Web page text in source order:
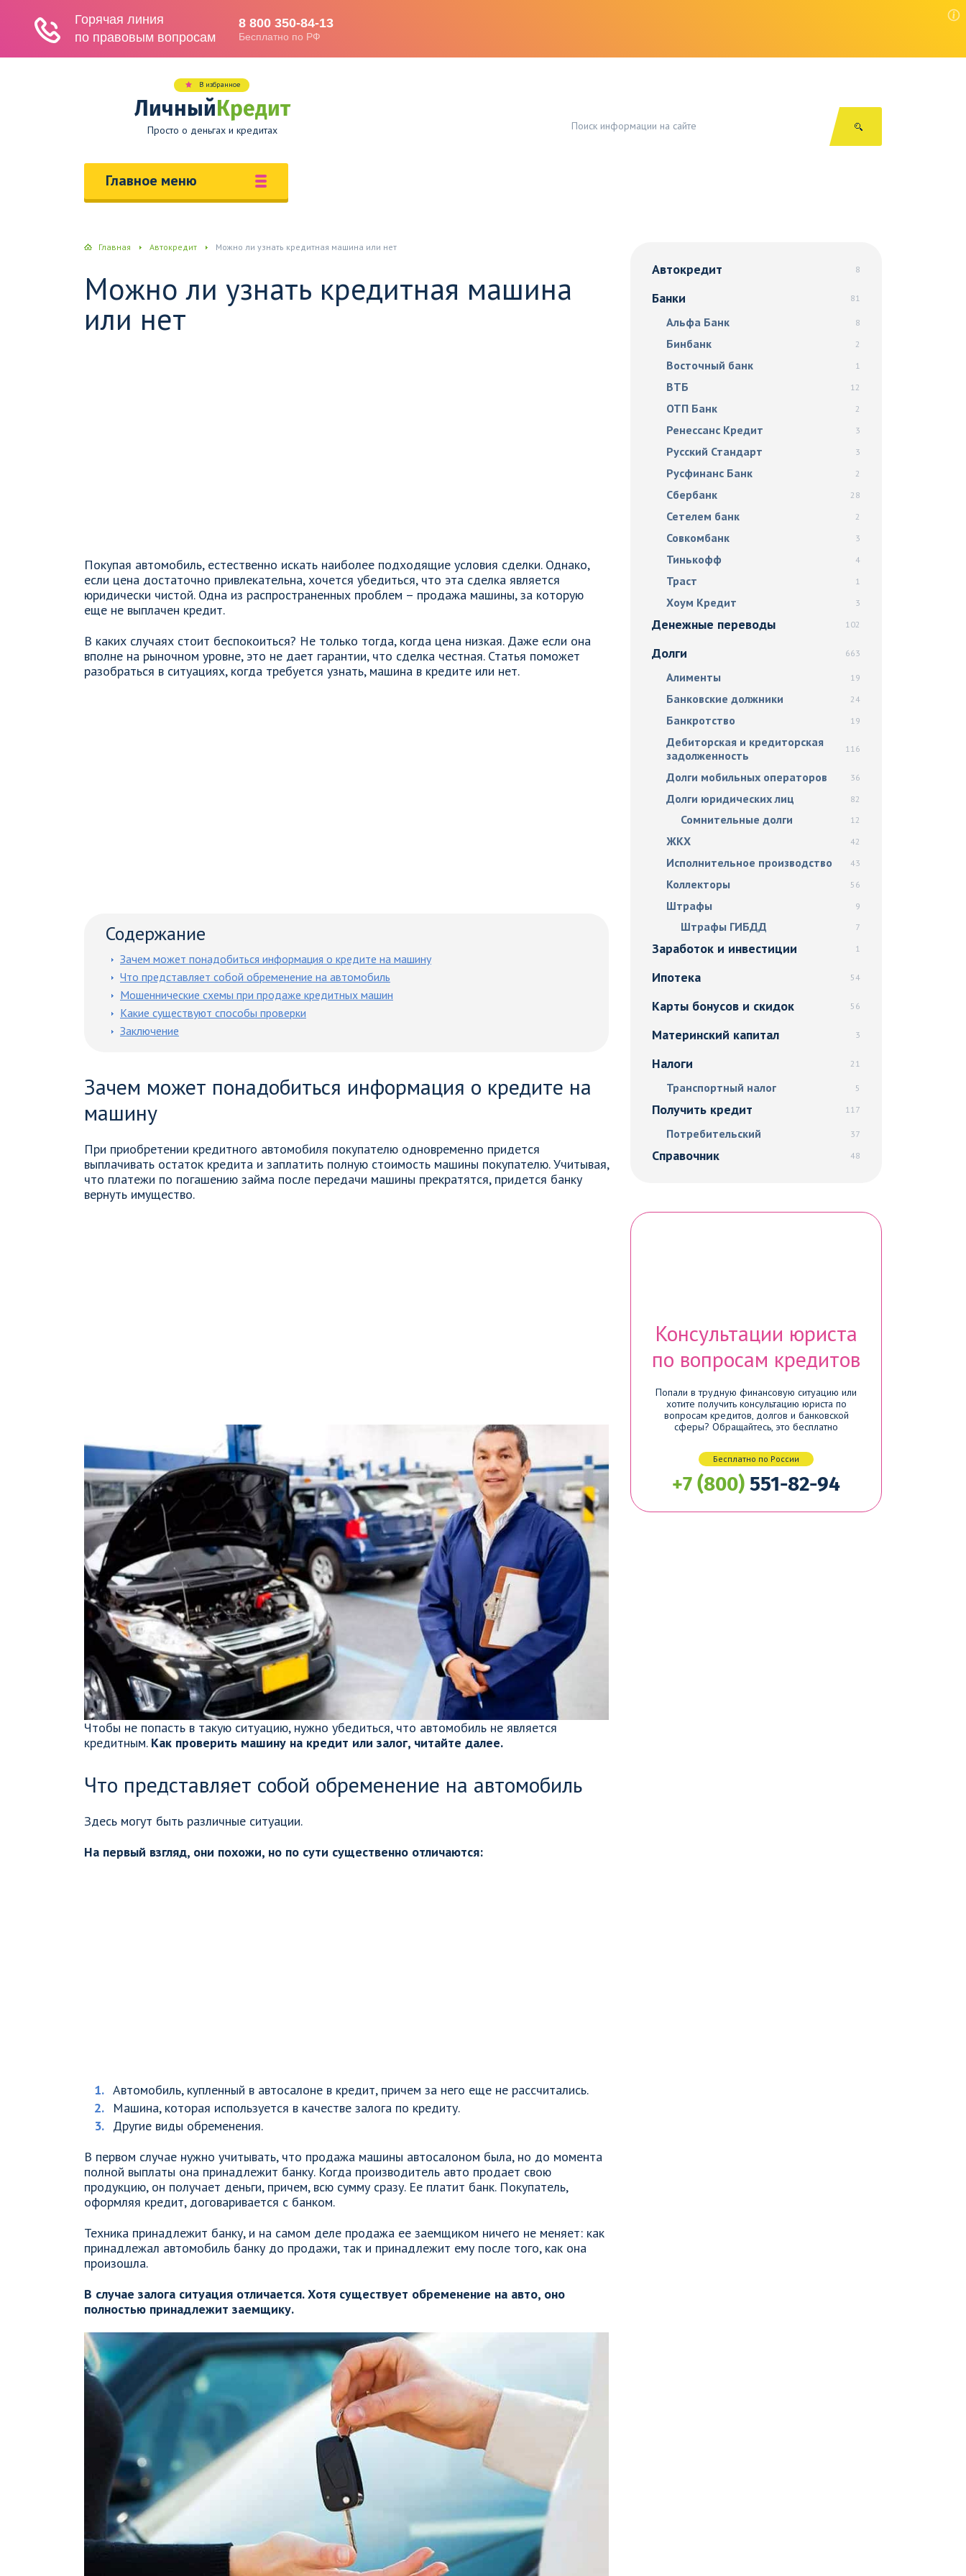
Личный Кредит
Просто о деньгах и кредитах
Главное меню
В избранное
Главная Автокредит Можно ли узнать кредитная машина или нет
Можно ли узнать кредитная машина
или нет
Покупая автомобиль, естественно искать наиболее подходящие условия сделки. Однако,
если цена достаточно привлекательна, хочется убедиться, что эта сделка является
юридически чистой. Одна из распространенных проблем – продажа машины, за которую
еще не выплачен кредит.
В каких случаях стоит беспокоиться? Не только тогда, когда цена низкая. Даже если она
вполне на рыночном уровне, это не дает гарантии, что сделка честная. Статья поможет
разобраться в ситуациях, когда требуется узнать, машина в кредите или нет.
Содержание
Зачем может понадобиться информация о кредите на машину
Что представляет собой обременение на автомобиль
Мошеннические схемы при продаже кредитных машин
Какие существуют способы проверки
Заключение
Зачем может понадобиться информация о кредите на
машину
При приобретении кредитного автомобиля покупателю одновременно придется
выплачивать остаток кредита и заплатить полную стоимость машины покупателю. Учитывая,
что платежи по погашению займа после передачи машины прекратятся, придется банку
вернуть имущество.
Чтобы не попасть в такую ситуацию, нужно убедиться, что автомобиль не является
кредитным. Как проверить машину на кредит или залог, читайте далее.
Что представляет собой обременение на автомобиль
Здесь могут быть различные ситуации.
На первый взгляд, они похожи, но по сути существенно отличаются:
Автомобиль, купленный в автосалоне в кредит, причем за него еще не рассчитались.
Машина, которая используется в качестве залога по кредиту.
Другие виды обременения.
В первом случае нужно учитывать, что продажа машины автосалоном была, но до момента
полной выплаты она принадлежит банку. Когда производитель авто продает свою
продукцию, он получает деньги, причем, всю сумму сразу. Ее платит банк. Покупатель,
оформляя кредит, договаривается с банком.
Техника принадлежит банку, и на самом деле продажа ее заемщиком ничего не меняет: как
принадлежал автомобиль банку до продажи, так и принадлежит ему после того, как она
произошла.
В случае залога ситуация отличается. Хотя существует обременение на авто, оно
полностью принадлежит заемщику.
Автокредит 8
Банки 81
Альфа Банк 8
Бинбанк 2
Восточный банк 1
ВТБ 12
ОТП Банк 2
Ренессанс Кредит 3
Русский Стандарт 3
Русфинанс Банк 2
Сбербанк 28
Сетелем банк 2
Совкомбанк 3
Тинькофф 4
Траст 1
Хоум Кредит 3
Денежные переводы 102
Долги 663
Алименты 19
Банковские должники 24
Банкротство 19
Дебиторская и кредиторская
задолженность
116
Долги мобильных операторов 36
Долги юридических лиц 82
Сомнительные долги 12
ЖКХ 42
Исполнительное производство 43
Коллекторы 56
Штрафы 9
Штрафы ГИБДД 7
Заработок и инвестиции 1
Ипотека 54
Карты бонусов и скидок 56
Материнский капитал 3
Налоги 21
Транспортный налог 5
Получить кредит 117
Потребительский 37
Справочник 48
Консультации юриста
по вопросам кредитов
Попали в трудную финансовую ситуацию или
хотите получить консультацию юриста по
вопросам кредитов, долгов и банковской
сферы? Обращайтесь, это бесплатно
Бесплатно по России
+7 (800) 551-82-94